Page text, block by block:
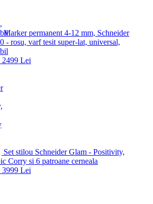
Marker permanent 4-12 mm, Schneider
- rosu, varf tesit super-lat, universal,
2499 Lei
Set stilou Schneider Glam - Positivity,
Corry si 6 patroane cerneala
3999 Lei